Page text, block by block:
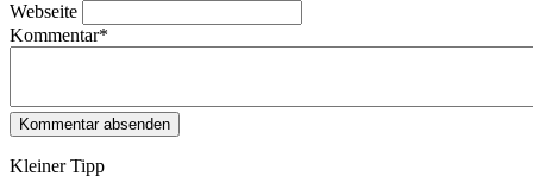
Webseite
Kommentar*
Kleiner Tipp